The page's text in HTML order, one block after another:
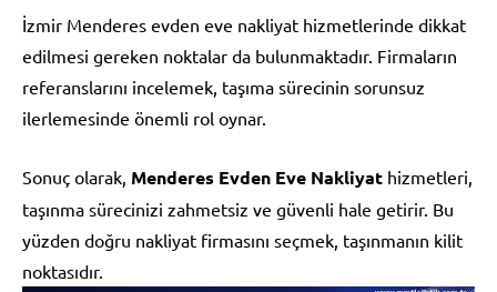
İzmir Menderes evden eve nakliyat hizmetlerinde dikkat
edilmesi gereken noktalar da bulunmaktadır. Firmaların
referanslarını incelemek, taşıma sürecinin sorunsuz
ilerlemesinde önemli rol oynar.
Sonuç olarak, Menderes Evden Eve Nakliyat hizmetleri,
taşınma sürecinizi zahmetsiz ve güvenli hale getirir. Bu
yüzden doğru nakliyat firmasını seçmek, taşınmanın kilit
noktasıdır.